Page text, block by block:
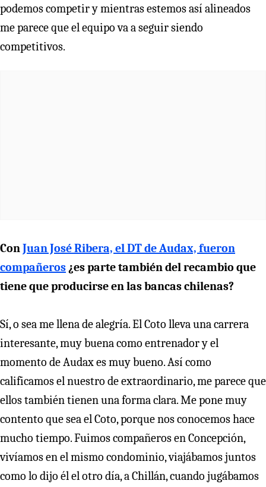
podemos competir y mientras estemos así alineados
me parece que el equipo va a seguir siendo
competitivos.
Con Juan José Ribera, el DT de Audax, fueron
compañeros ¿es parte también del recambio que
tiene que producirse en las bancas chilenas?
Sí, o sea me llena de alegría. El Coto lleva una carrera
interesante, muy buena como entrenador y el
momento de Audax es muy bueno. Así como
calificamos el nuestro de extraordinario, me parece que
ellos también tienen una forma clara. Me pone muy
contento que sea el Coto, porque nos conocemos hace
mucho tiempo. Fuimos compañeros en Concepción,
vivíamos en el mismo condominio, viajábamos juntos
como lo dijo él el otro día, a Chillán, cuando jugábamos